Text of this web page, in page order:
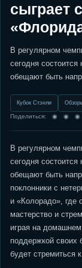
сыграет
В регулярном
сегодня
обещают быть
Кубок Стэнли
Поделиться: ◉ ◉
В регулярном
сегодня
обещают быть
поклонники с
и «Колорадо», где
мастерство и
играя на домашнем
поддержкой своих
будет стремиться